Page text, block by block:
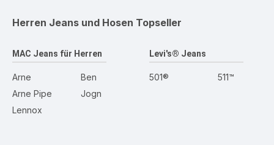
Herren Jeans und Hosen Topseller
MAC Jeans für Herren
Arne
Arne Pipe
Lennox
Ben
Jogn
Levi's® Jeans
501® 511™